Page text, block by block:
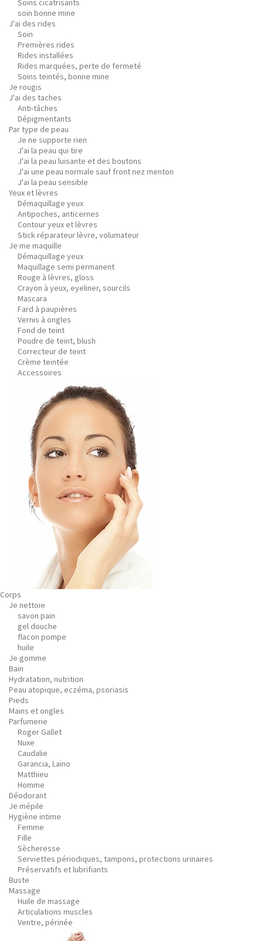
Soins cicatrisants
soin bonne mine
J'ai des rides
Soin
Premières rides
Rides installées
Rides marquées, perte de fermeté
Soins teintés, bonne mine
Je rougis
J'ai des taches
Anti-tâches
Dépigmentants
Par type de peau
Je ne supporte rien
J'ai la peau qui tire
J'ai la peau luisante et des boutons
J'ai une peau normale sauf front nez menton
J'ai la peau sensible
Yeux et lèvres
Démaquillage yeux
Antipoches, anticernes
Contour yeux et lèvres
Stick réparateur lèvre, volumateur
Je me maquille
Démaquillage yeux
Maquillage semi permanent
Rouge à lèvres, gloss
Crayon à yeux, eyeliner, sourcils
Mascara
Fard à paupières
Vernis à ongles
Fond de teint
Poudre de teint, blush
Correcteur de teint
Crème teintée
Accessoires
Corps
Je nettoie
savon pain
gel douche
flacon pompe
huile
Je gomme
Bain
Hydratation, nutrition
Peau atopique, eczéma, psoriasis
Pieds
Mains et ongles
Parfumerie
Roger Gallet
Nuxe
Caudalie
Garancia, Laino
Matthieu
Homme
Déodorant
Je mépile
Hygiène intime
Femme
Fille
Sècheresse
Serviettes périodiques, tampons, protections urinaires
Préservatifs et lubrifiants
Buste
Massage
Huile de massage
Articulations muscles
Ventre, périnée